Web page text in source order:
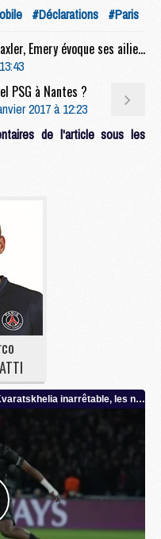
#Déclarations #Paris
Club : Di Maria, Lucas, Draxler, Emery évoque ses ailiers
PSG à Nantes ?
2017 à 12:23
de l'article sous les